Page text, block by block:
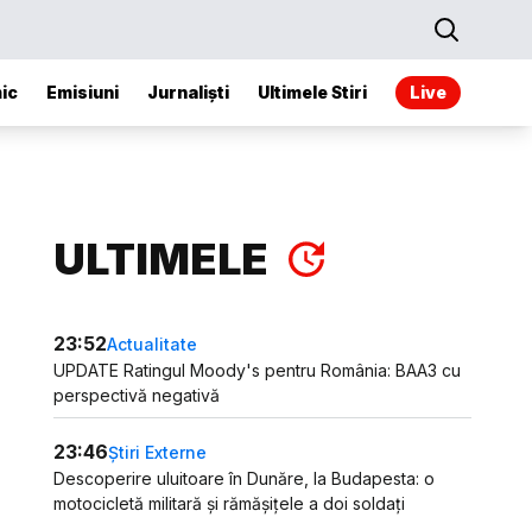
Emisiuni Jurnaliști Ultimele Stiri Live
ULTIMELE
23:52Actualitate
UPDATE Ratingul Moody's pentru România: BAA3 cu
perspectivă negativă
23:46Știri Externe
Descoperire uluitoare în Dunăre, la Budapesta: o
motocicletă militară și rămășițele a doi soldați